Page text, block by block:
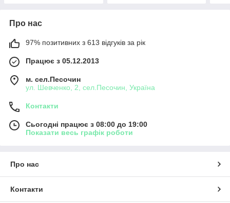
Про нас
97% позитивних з 613 відгуків за рік
Працює з 05.12.2013
м. сел.Песочин
ул. Шевченко, 2, сел.Песочин, Україна
Контакти
Сьогодні працює з 08:00 до 19:00
Показати весь графік роботи
Про нас
Контакти